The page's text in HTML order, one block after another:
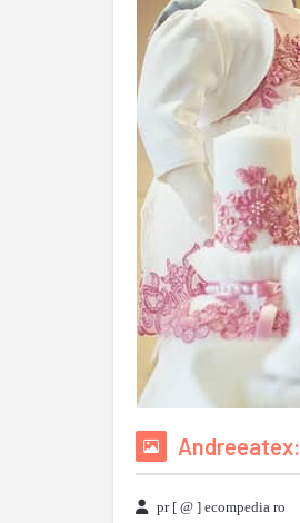
Andreeatex:
pr [ @ ] ecompedia ro